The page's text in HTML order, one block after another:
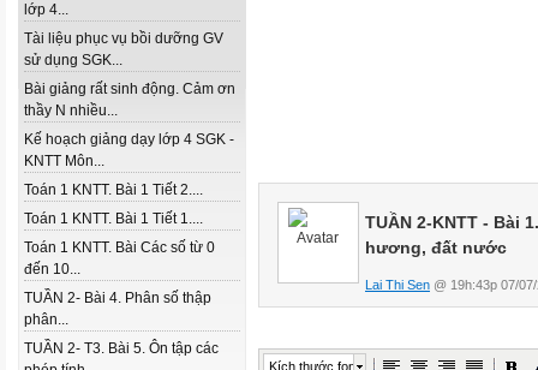
lớp 4...
Tài liệu phục vụ bồi dưỡng GV
sử dụng SGK...
Bài giảng rất sinh động. Cảm ơn
thầy N nhiều...
Kế hoạch giảng dạy lớp 4 SGK -
KNTT Môn...
Toán 1 KNTT. Bài 1 Tiết 2....
Toán 1 KNTT. Bài 1 Tiết 1....
Toán 1 KNTT. Bài Các số từ 0
đến 10...
TUẦN 2- Bài 4. Phân số thập
phân...
TUẦN 2- T3. Bài 5. Ôn tập các
TUẦN 2-KNTT - Bài
hương, đất nước
Lai Thi Sen @ 19h:43p 07/
Kích thước font